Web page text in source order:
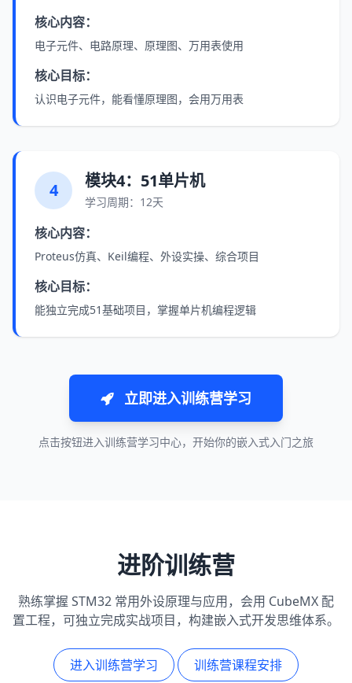
核心内容：
电子元件、电路原理、原理图、万用表使用
核心目标：
认识电子元件，能看懂原理图，会用万用表
4 模块4：51单片机
学习周期：12天
核心内容：
Proteus仿真、Keil编程、外设实操、综合项目
核心目标：
能独立完成51基础项目，掌握单片机编程逻辑
立即进入训练营学习
点击按钮进入训练营学习中心，开始你的嵌入式入门之旅
进阶训练营
熟练掌握 STM32 常用外设原理与应用，会用 CubeMX 配
置工程，可独立完成实战项目，构建嵌入式开发思维体系。
进入训练营学习 训练营课程安排